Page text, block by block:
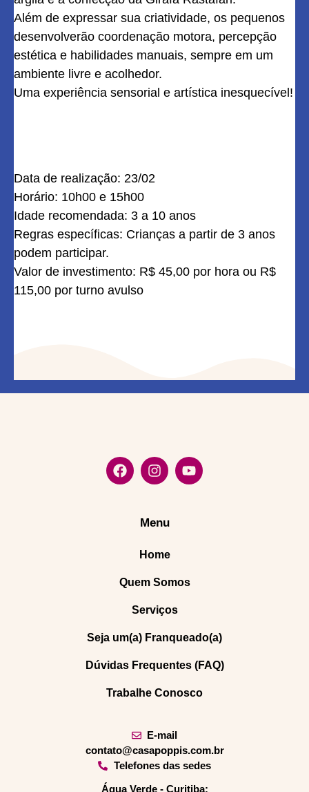
Além de expressar sua criatividade, os pequenos
desenvolverão coordenação motora, percepção
estética e habilidades manuais, sempre em um
ambiente livre e acolhedor.
Uma experiência sensorial e artística inesquecível!
Data de realização: 23/02
Horário: 10h00 e 15h00
Idade recomendada: 3 a 10 anos
Regras específicas: Crianças a partir de 3 anos
podem participar.
Valor de investimento: R$ 45,00 por hora ou R$
115,00 por turno avulso
Menu
Home
Quem Somos
Serviços
Seja um(a) Franqueado(a)
Dúvidas Frequentes (FAQ)
Trabalhe Conosco
E-mail
contato@casapoppis.com.br
Telefones das sedes
Água Verde - Curitiba: